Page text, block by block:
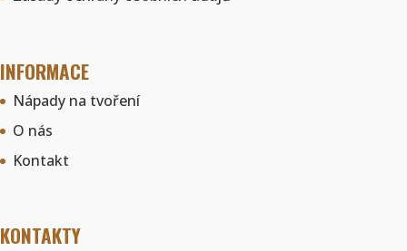
INFORMACE
Nápady na tvoření
O nás
Kontakt
KONTAKTY